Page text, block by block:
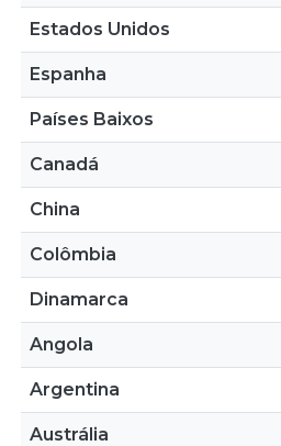
Estados Unidos
Espanha
Países Baixos
Canadá
China
Colômbia
Dinamarca
Angola
Argentina
Austrália